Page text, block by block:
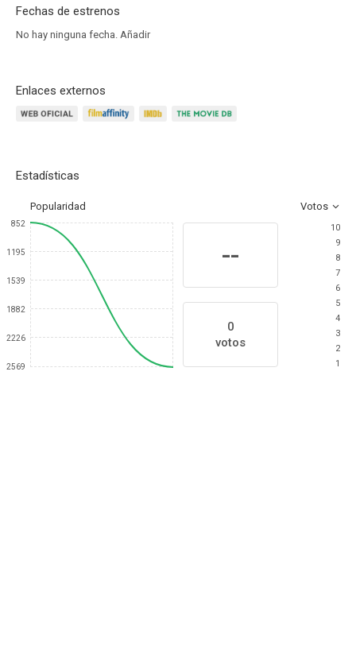
Fechas de estrenos
No hay ninguna fecha. Añadir
Enlaces externos
Estadísticas
Popularidad Votos
852
1195
1539
1882
2226
2569
--
0
votos
10
9
8
7
6
5
4
3
2
1